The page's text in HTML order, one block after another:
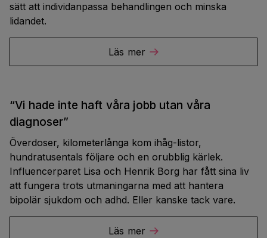
sätt att individanpassa behandlingen och minska
lidandet.
Läs mer
“Vi hade inte haft våra jobb utan våra
diagnoser”
Överdoser, kilometerlånga kom ihåg-listor,
hundratusentals följare och en orubblig kärlek.
Influencerparet Lisa och Henrik Borg har fått sina liv
att fungera trots utmaningarna med att hantera
bipolär sjukdom och adhd. Eller kanske tack vare.
Läs mer